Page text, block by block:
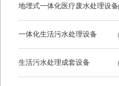
地埋式一体化医疗废水处理设备
一体化生活污水处理设备
生活污水处理成套设备